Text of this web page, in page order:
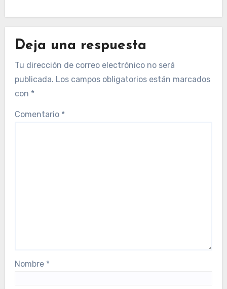
Deja una respuesta
Tu dirección de correo electrónico no será
publicada. Los campos obligatorios están marcados
con *
Comentario *
Nombre *